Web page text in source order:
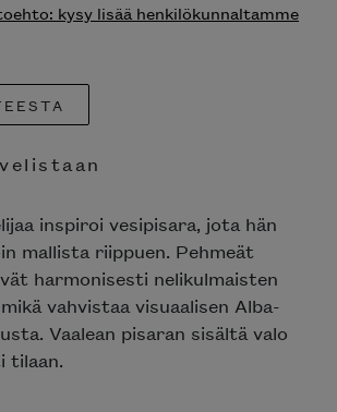
kysy lisää henkilökunnaltamme
inspiroi vesipisara, jota hän
mallista riippuen. Pehmeät
harmonisesti nelikulmaisten
vahvistaa visuaalisen Alba-
Vaalean pisaran sisältä valo
tilaan.